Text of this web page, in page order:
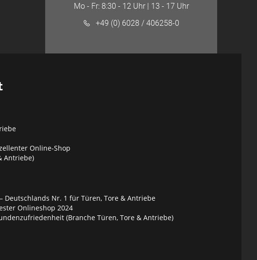
Mo - Fr: 8:30 - 12 Uhr | 13 - 17 Uhr
+49 (0) 6028 / 406258-0
Online-Shop
Antriebe)
Deutschlands Nr. 1 für Türen, Tore & Antriebe
Onlineshop 2024
(Branche Türen, Tore & Antriebe)